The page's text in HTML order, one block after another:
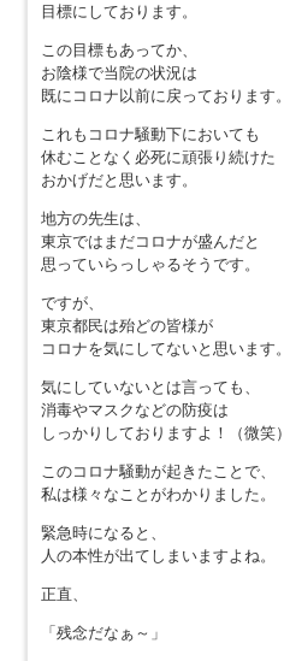
目標にしております。
この目標もあってか、
お陰様で当院の状況は
既にコロナ以前に戻っております。
これもコロナ騒動下においても
休むことなく必死に頑張り続けた
おかげだと思います。
地方の先生は、
東京ではまだコロナが盛んだと
思っていらっしゃるそうです。
ですが、
東京都民は殆どの皆様が
コロナを気にしてないと思います。
気にしていないとは言っても、
消毒やマスクなどの防疫は
しっかりしておりますよ！（微笑）
このコロナ騒動が起きたことで、
私は様々なことがわかりました。
緊急時になると、
人の本性が出てしまいますよね。
正直、
「残念だなぁ～」